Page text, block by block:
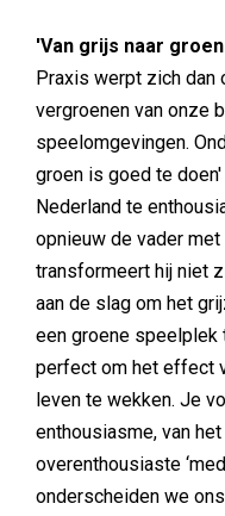
'Van grijs naar
Praxis werpt zich dan
vergroenen van onze
speelomgevingen.
groen is goed te
Nederland te
opnieuw de vader
transformeert hij niet
aan de slag om het
een groene speelplek
perfect om het effect
leven te wekken. Je
enthousiasme, van
overenthousiaste
onderscheiden we